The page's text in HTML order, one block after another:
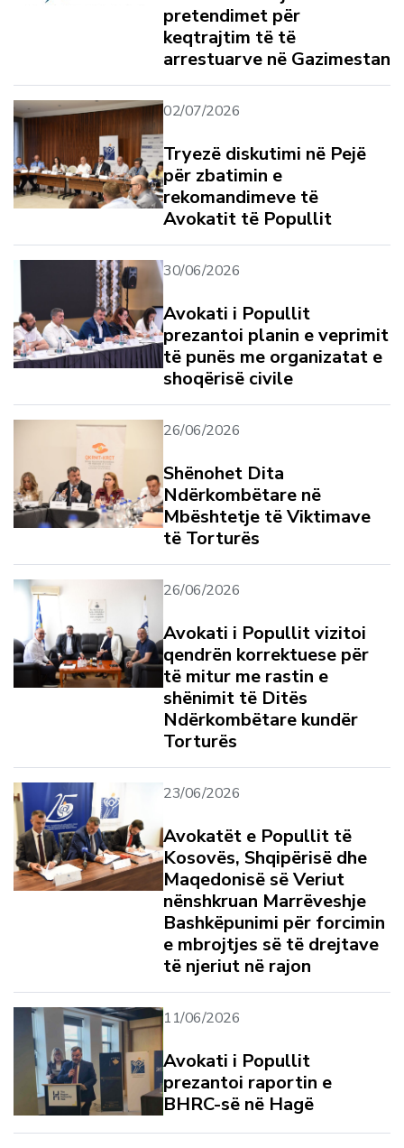
pretendimet për
keqtrajtim të të
arrestuarve në Gazimestan
02/07/2026
Tryezë diskutimi në Pejë
për zbatimin e
rekomandimeve të
Avokatit të Popullit
30/06/2026
Avokati i Popullit
prezantoi planin e veprimit
të punës me organizatat e
shoqërisë civile
26/06/2026
Shënohet Dita
Ndërkombëtare në
Mbështetje të Viktimave
të Torturës
26/06/2026
Avokati i Popullit vizitoi
qendrën korrektuese për
të mitur me rastin e
shënimit të Ditës
Ndërkombëtare kundër
Torturës
23/06/2026
Avokatët e Popullit të
Kosovës, Shqipërisë dhe
Maqedonisë së Veriut
nënshkruan Marrëveshje
Bashkëpunimi për forcimin
e mbrojtjes së të drejtave
të njeriut në rajon
11/06/2026
Avokati i Popullit
prezantoi raportin e
BHRC-së në Hagë